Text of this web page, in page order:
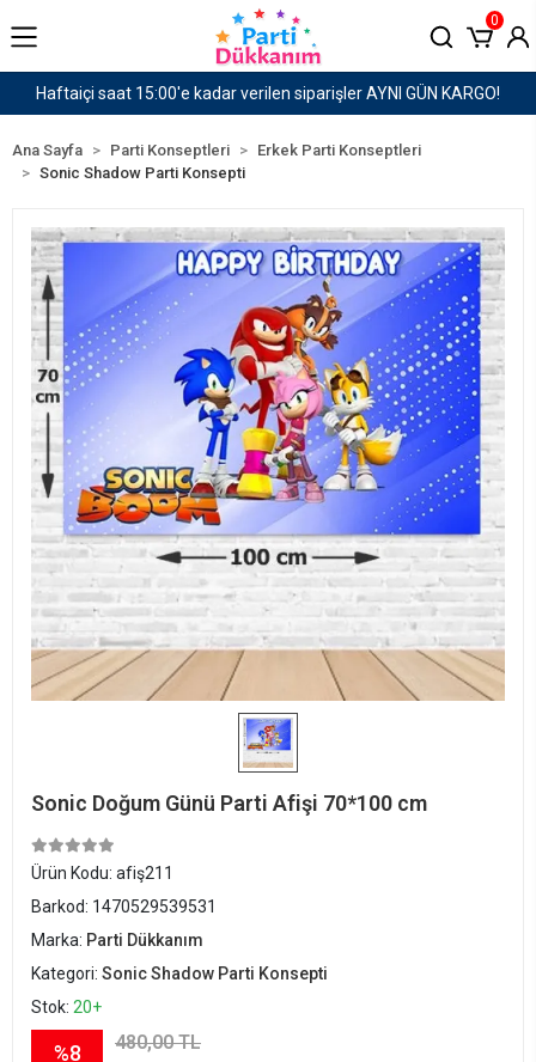
KARGO! 1500 TL ve Üzeri Kargo Ücretsiz!
0
Ana Sayfa Parti Konseptleri
Erkek Parti Konseptleri
Sonic Shadow Parti Konsepti
Sonic Doğum Günü Parti Afişi 70*100 cm
Ürün Kodu: afiş211
Barkod: 1470529539531
Marka: Parti Dükkanım
Kategori: Sonic Shadow Parti Konsepti
Stok: 20+
%8 480,00 TL